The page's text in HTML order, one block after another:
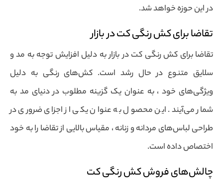
در این حوزه خواهد شد.
تقاضا برای کش رنگی کت در بازار
تقاضا برای کش رنگی کت در بازار به دلیل افزایش توجه به مد و
سلایق متنوع در حال رشد است. کش‌های رنگی به دلیل
ویژگی‌های خود ، به عنوان یک گزینه مطلوب در دنیای مد به
شمار می‌آیند. این محصول به عنوان یکی از اجزای ضروری در
طراحی لباس‌های مردانه و زنانه ، مقیاس بالایی از تقاضا را به خود
اختصاص داده است.
چالش‌های فروش کش رنگی کت